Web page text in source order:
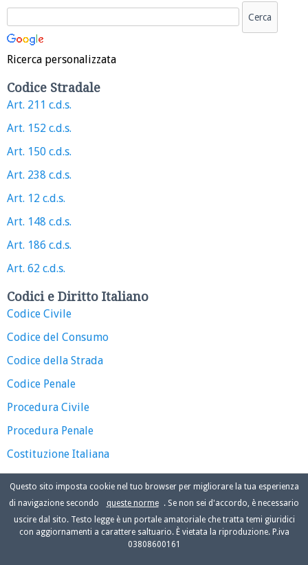
Ricerca personalizzata
Codice Stradale
Art. 211 c.d.s.
Art. 152 c.d.s.
Art. 150 c.d.s.
Art. 238 c.d.s.
Art. 12 c.d.s.
Art. 148 c.d.s.
Art. 186 c.d.s.
Art. 62 c.d.s.
Codici e Diritto Italiano
Codice Civile
Codice del Consumo
Codice della Strada
Codice Penale
Procedura Civile
Procedura Penale
Costituzione Italiana
Questo sito imposta cookie nel tuo browser per migliorare la tua esperienza
di navigazione secondo
queste norme
. Se non sei d'accordo, è necessario
uscire dal sito. Testo legge è un portale amatoriale che tratta temi giuridici
con aggiornamenti a carattere saltuario. È vietata la riproduzione. P.iva
03808600161